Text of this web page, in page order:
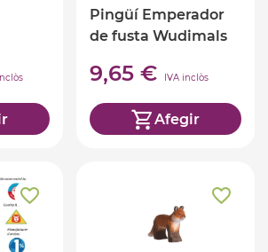
Pingüí Emperador
de fusta Wudimals
9,65 € IVA inclòs
Afegir